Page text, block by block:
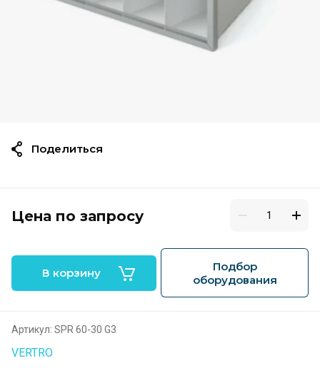
Цена по запросу
В корзину
Подбор
оборудования
Артикул: SPR 60-30 G3
VERTRO
Поделиться